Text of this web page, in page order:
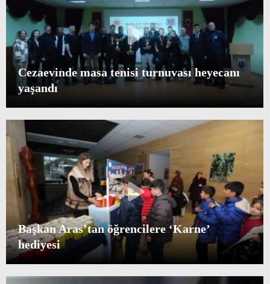
Cezaevinde masa tenisi turnuvası heyecanı
yaşandı
Başkan Aras’tan öğrencilere ‘Karne’
hediyesi